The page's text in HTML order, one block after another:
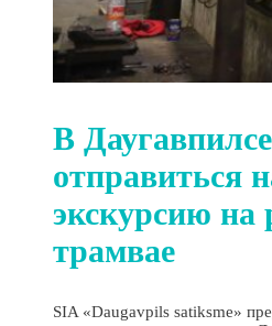
В
отправиться
экскурсию на
трамвае
SIA «Daugavpils satiksme»